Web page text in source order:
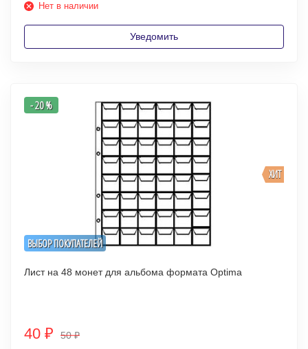
Нет в наличии
Уведомить
ВЫБОР ПОКУПАТЕЛЕЙ
ХИТ
- 20 %
Лист на 48 монет для альбома формата Optima
40 ₽ 50₽